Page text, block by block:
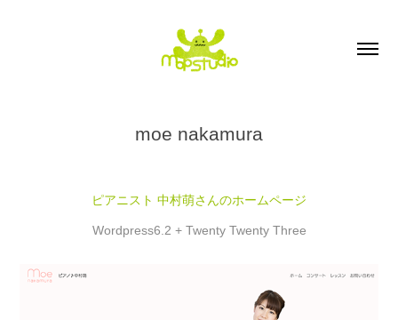
moe nakamura
ピアニスト 中村萌さんのホームページ
Wordpress6.2 + Twenty Twenty Three